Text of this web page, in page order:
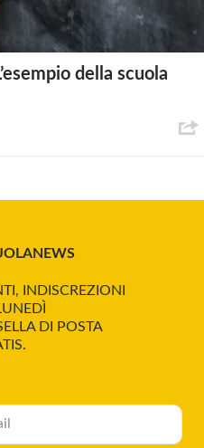
della scuola
INDISCREZIONI
DI POSTA